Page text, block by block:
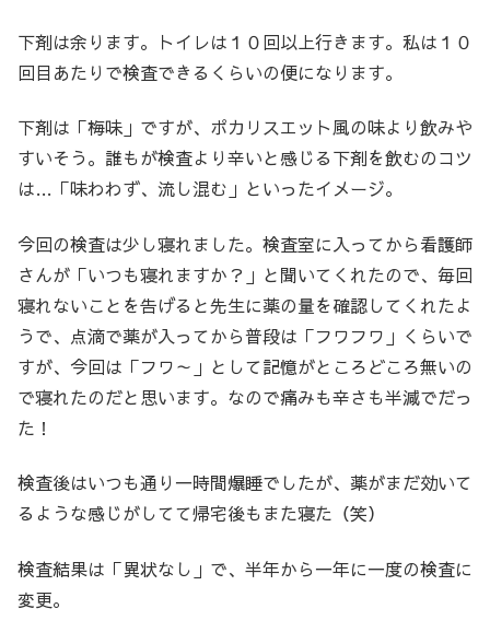
下剤は余ります。トイレは１０回以上行きます。私は１０
回目あたりで検査できるくらいの便になります。
下剤は「梅味」ですが、ポカリスエット風の味より飲みや
すいそう。誰もが検査より辛いと感じる下剤を飲むのコツ
は…「味わわず、流し混む」といったイメージ。
今回の検査は少し寝れました。検査室に入ってから看護師
さんが「いつも寝れますか？」と聞いてくれたので、毎回
寝れないことを告げると先生に薬の量を確認してくれたよ
うで、点滴で薬が入ってから普段は「フワフワ」くらいで
すが、今回は「フワ～」として記憶がところどころ無いの
で寝れたのだと思います。なので痛みも辛さも半減でだっ
た！
検査後はいつも通り一時間爆睡でしたが、薬がまだ効いて
るような感じがしてて帰宅後もまた寝た（笑）
検査結果は「異状なし」で、半年から一年に一度の検査に
変更。